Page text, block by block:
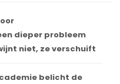
dieper probleem
niet, ze verschuift
belicht de